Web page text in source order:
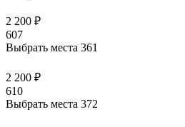
2 200 ₽
607
Выбрать места 361
2 200 ₽
610
Выбрать места 372